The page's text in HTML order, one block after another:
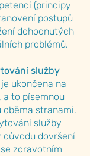
(principy
postupů
dohodnutých
problémů.
služby
ukončena na
a to písemnou
oběma stranami.
služby
důvodu dovršení
zdravotním